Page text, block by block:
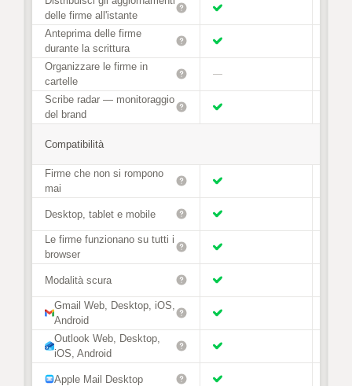
delle firme all'istante
Anteprima delle firme
durante la scrittura
Organizzare le firme in
cartelle
—
Scribe radar — monitoraggio
del brand
Compatibilità
Firme che non si rompono
mai
Desktop, tablet e mobile
Le firme funzionano su tutti i
browser
Modalità scura
Gmail Web, Desktop, iOS,
Android
Outlook Web, Desktop,
iOS, Android
Apple Mail Desktop